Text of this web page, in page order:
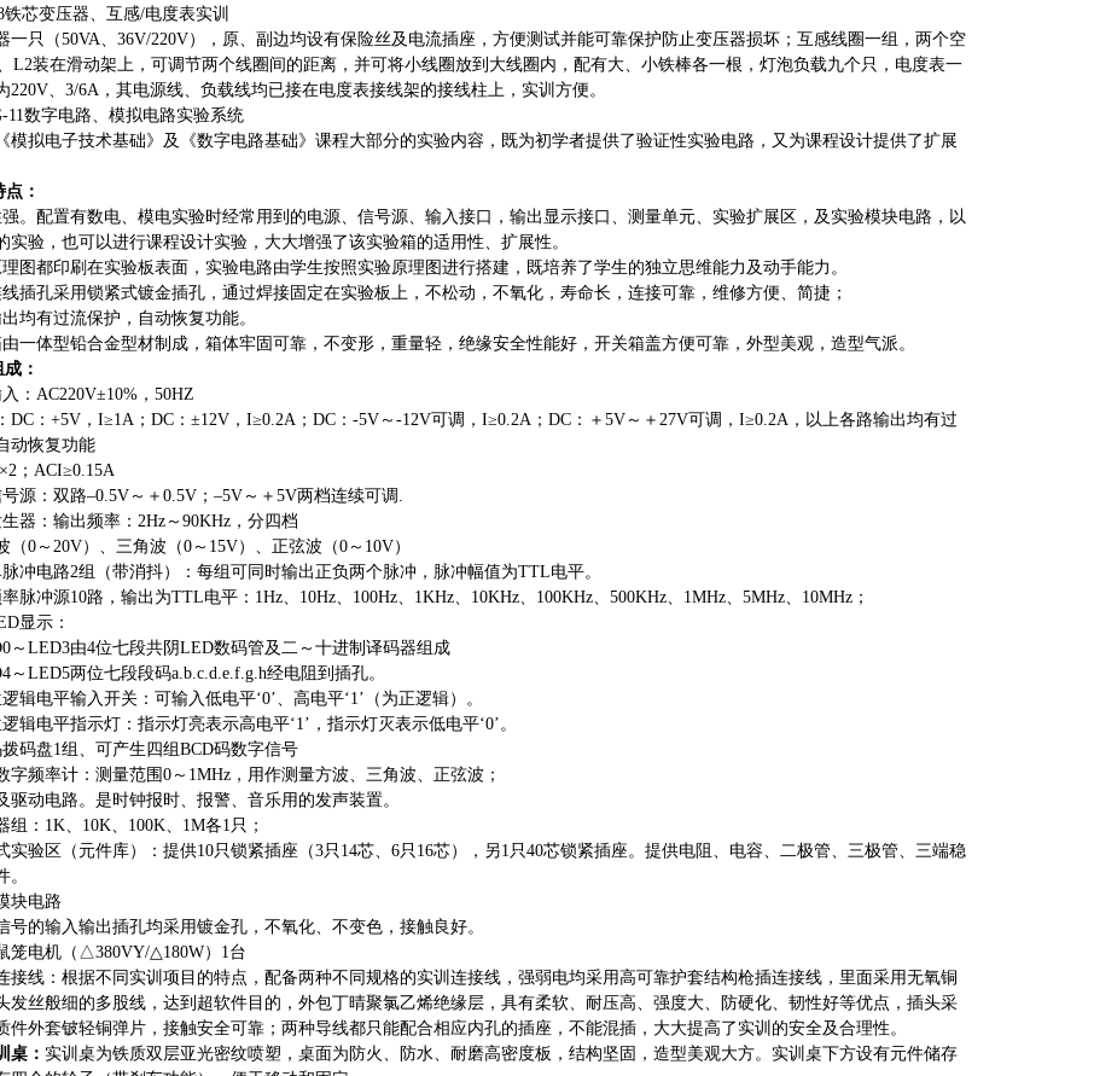
铁芯变压器、互感/电度表实训
一只（50VA、36V/220V），原、副边均设有保险丝及电流插座，方便测试并能可靠保护防止变压器损坏；互感线圈一组，两个空
L2装在滑动架上，可调节两个线圈间的距离，并可将小线圈放到大线圈内，配有大、小铁棒各一根，灯泡负载九个只，电度表一
220V、3/6A，其电源线、负载线均已接在电度表接线架的接线柱上，实训方便。
11数字电路、模拟电路实验系统
模拟电子技术基础》及《数字电路基础》课程大部分的实验内容，既为初学者提供了验证性实验电路，又为课程设计提供了扩展
：
。配置有数电、模电实验时经常用到的电源、信号源、输入接口，输出显示接口、测量单元、实验扩展区，及实验模块电路，以
实验，也可以进行课程设计实验，大大增强了该实验箱的适用性、扩展性。
图都印刷在实验板表面，实验电路由学生按照实验原理图进行搭建，既培养了学生的独立思维能力及动手能力。
插孔采用锁紧式镀金插孔，通过焊接固定在实验板上，不松动，不氧化，寿命长，连接可靠，维修方便、简捷；
均有过流保护，自动恢复功能。
一体型铅合金型材制成，箱体牢固可靠，不变形，重量轻，绝缘安全性能好，开关箱盖方便可靠，外型美观，造型气派。
：
：AC220V±10%，50HZ
DC：+5V，I≥1A；DC：±12V，I≥0.2A；DC：-5V～-12V可调，I≥0.2A；DC：＋5V～＋27V可调，I≥0.2A，以上各路输出均有过
动恢复功能
；ACI≥0.15A
源：双路–0.5V～＋0.5V；–5V～＋5V两档连续可调.
器：输出频率：2Hz～90KHz，分四档
（0～20V）、三角波（0～15V）、正弦波（0～10V）
冲电路2组（带消抖）：每组可同时输出正负两个脉冲，脉冲幅值为TTL电平。
脉冲源10路，输出为TTL电平：1Hz、10Hz、100Hz、1KHz、10KHz、100KHz、500KHz、1MHz、5MHz、10MHz；
显示：
～LED3由4位七段共阴LED数码管及二～十进制译码器组成
～LED5两位七段段码a.b.c.d.e.f.g.h经电阻到插孔。
辑电平输入开关：可输入低电平‘0’、高电平‘1’（为正逻辑）。
辑电平指示灯：指示灯亮表示高电平‘1’，指示灯灭表示低电平‘0’。
码盘1组、可产生四组BCD码数字信号
字频率计：测量范围0～1MHz，用作测量方波、三角波、正弦波；
驱动电路。是时钟报时、报警、音乐用的发声装置。
组：1K、10K、100K、1M各1只；
实验区（元件库）：提供10只锁紧插座（3只14芯、6只16芯），另1只40芯锁紧插座。提供电阻、电容、二极管、三极管、三端稳
。
块电路
号的输入输出插孔均采用镀金孔，不氧化、不变色，接触良好。
笼电机（△380VY/△180W）1台
接线：根据不同实训项目的特点，配备两种不同规格的实训连接线，强弱电均采用高可靠护套结构枪插连接线，里面采用无氧铜
发丝般细的多股线，达到超软件目的，外包丁晴聚氯乙烯绝缘层，具有柔软、耐压高、强度大、防硬化、韧性好等优点，插头采
件外套铍轻铜弹片，接触安全可靠；两种导线都只能配合相应内孔的插座，不能混插，大大提高了实训的安全及合理性。
桌： 实训桌为铁质双层亚光密纹喷塑，桌面为防火、防水、耐磨高密度板，结构坚固，造型美观大方。实训桌下方设有元件储存